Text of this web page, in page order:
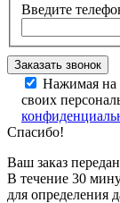
Введите
Нажимая на
своих
Спасибо!
Ваш заказ
В течение 30
для определения